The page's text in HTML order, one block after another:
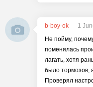
b-boy-ok
1
Не пойму,
поменялась
лагать, хотя
было тормозов,
Проверял